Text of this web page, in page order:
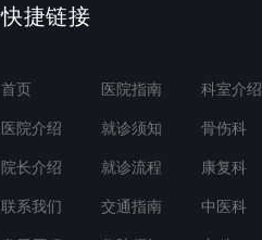
快捷链接
首页
医院介绍
院长介绍
联系我们
医院指南
就诊须知
就诊流程
交通指南
科室介绍
骨伤科
康复科
中医科